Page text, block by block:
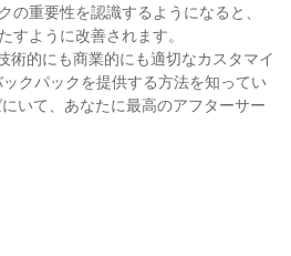
の重要性を認識するようになると、
すように改善されます。
術的にも商業的にも適切なカスタマイ
クパックを提供する方法を知ってい
いて、あなたに最高のアフターサー